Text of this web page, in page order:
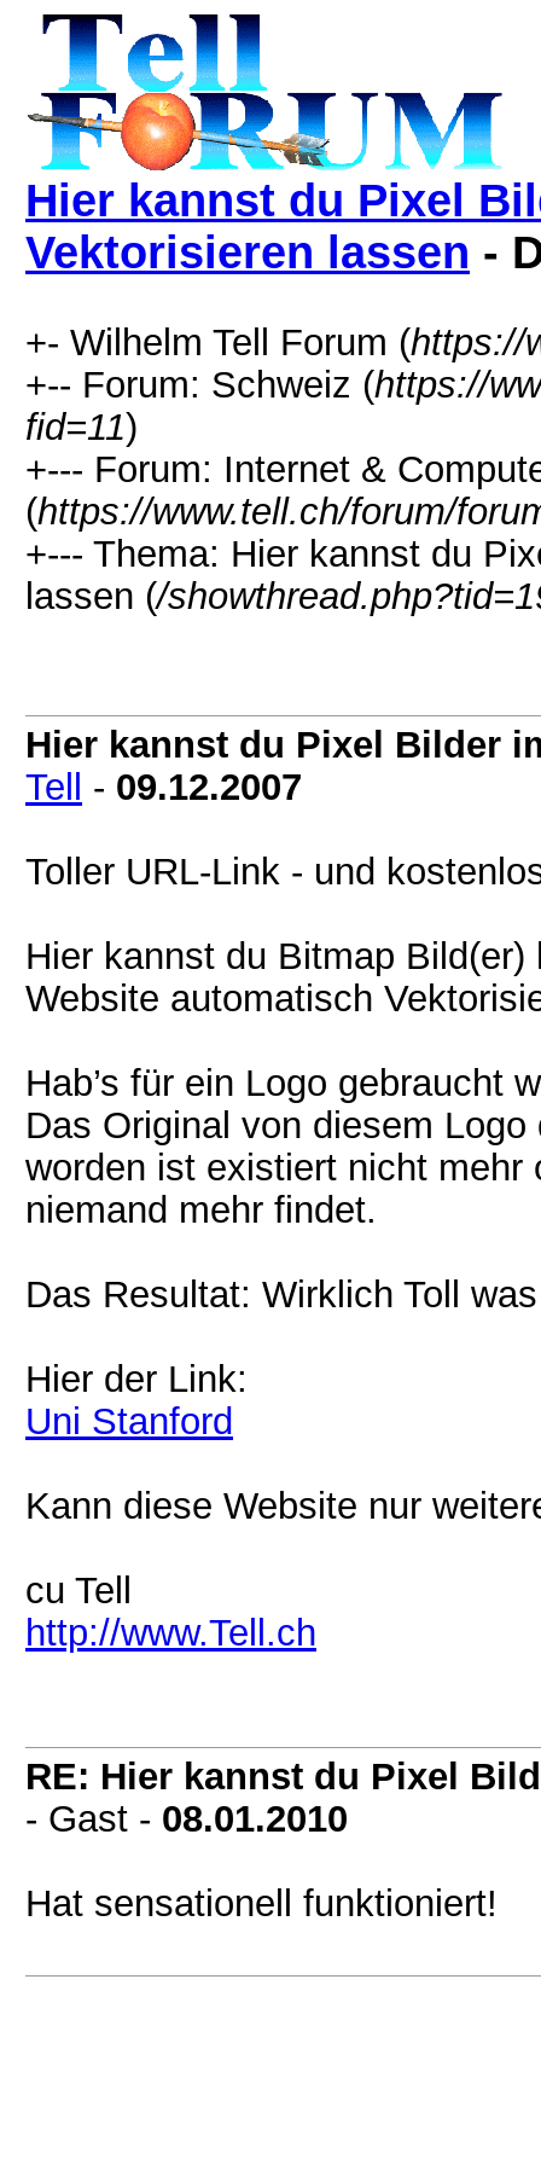
Hier kannst du Pixel
Vektorisieren lassen -
+- Wilhelm Tell Forum (https://
+-- Forum: Schweiz (https://
fid=11)
+--- Forum: Internet &
(https://www.tell.ch/forum/
+--- Thema: Hier kannst du
lassen (/
Hier kannst du Pixel Bilder
Tell
- 09.12.2007
Toller URL-Link - und
Hier kannst du Bitmap
Website automatisch
Hab’s für ein Logo gebraucht
Das Original von diesem
worden ist existiert nicht mehr
niemand mehr findet.
Das Resultat: Wirklich Toll
Hier der Link:
Uni Stanford
Kann diese Website nur
cu Tell
http://www.Tell.ch
RE: Hier kannst du Pixel
- Gast - 08.01.2010
Hat sensationell funktioniert!